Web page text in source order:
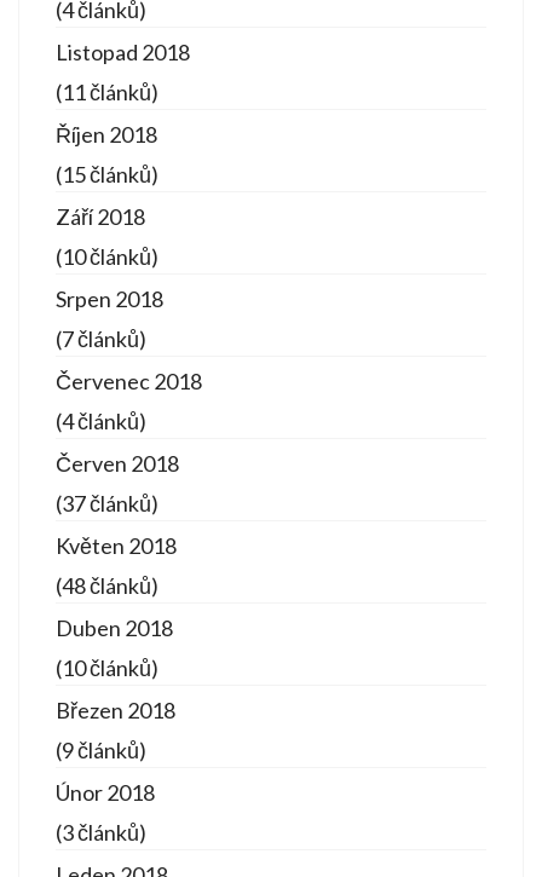
(4 článků)
Listopad 2018
(11 článků)
Říjen 2018
(15 článků)
Září 2018
(10 článků)
Srpen 2018
(7 článků)
Červenec 2018
(4 článků)
Červen 2018
(37 článků)
Květen 2018
(48 článků)
Duben 2018
(10 článků)
Březen 2018
(9 článků)
Únor 2018
(3 článků)